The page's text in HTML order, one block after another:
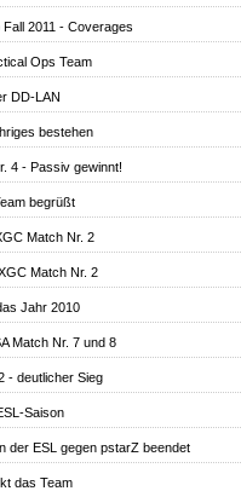
2011 - Coverages
Ops Team
DD-LAN
bestehen
4 - Passiv gewinnt!
begrüßt
Match Nr. 2
Match Nr. 2
Jahr 2010
Match Nr. 7 und 8
- deutlicher Sieg
Saison
der ESL gegen pstarZ beendet
das Team